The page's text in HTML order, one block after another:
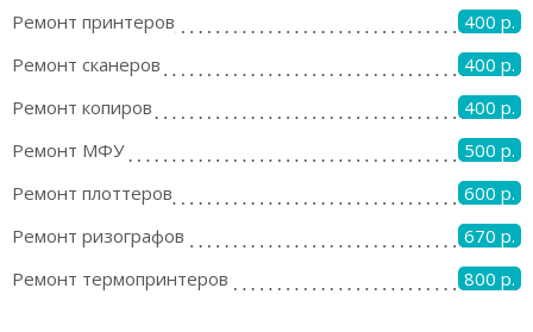
Ремонт принтеров
400 р.
Ремонт сканеров
400 р.
Ремонт копиров
400 р.
Ремонт МФУ
500 р.
Ремонт плоттеров
600 р.
Ремонт ризографов
670 р.
Ремонт термопринтеров
800 р.